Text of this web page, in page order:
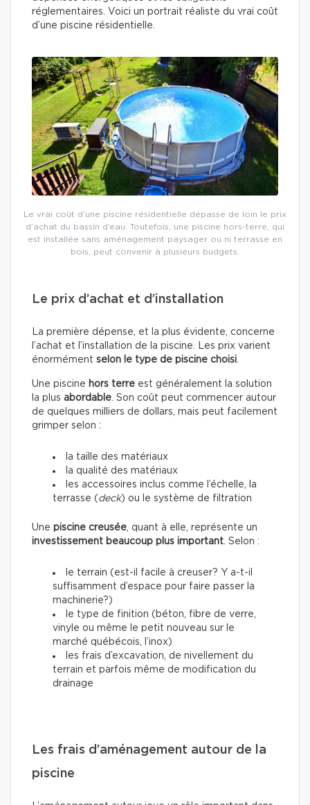
réglementaires. Voici un portrait réaliste du vrai coût
d’une piscine résidentielle.
Le vrai coût d’une piscine résidentielle dépasse de loin le prix
d’achat du bassin d’eau. Toutefois, une piscine hors-terre, qui
est installée sans aménagement paysager ou ni terrasse en
bois, peut convenir à plusieurs budgets.
Le prix d’achat et d’installation
La première dépense, et la plus évidente, concerne
l’achat et l’installation de la piscine. Les prix varient
énormément selon le type de piscine choisi.
Une piscine hors terre est généralement la solution
la plus abordable. Son coût peut commencer autour
de quelques milliers de dollars, mais peut facilement
grimper selon :
la taille des matériaux
la qualité des matériaux
les accessoires inclus comme l’échelle, la
terrasse ( deck) ou le système de filtration
Une piscine creusée, quant à elle, représente un
investissement beaucoup plus important. Selon :
le terrain (est-il facile à creuser? Y a-t-il
suffisamment d’espace pour faire passer la
machinerie?)
le type de finition (béton, fibre de verre,
vinyle ou même le petit nouveau sur le
marché québécois, l’inox)
les frais d’excavation, de nivellement du
terrain et parfois même de modification du
drainage
Les frais d’aménagement autour de la
piscine